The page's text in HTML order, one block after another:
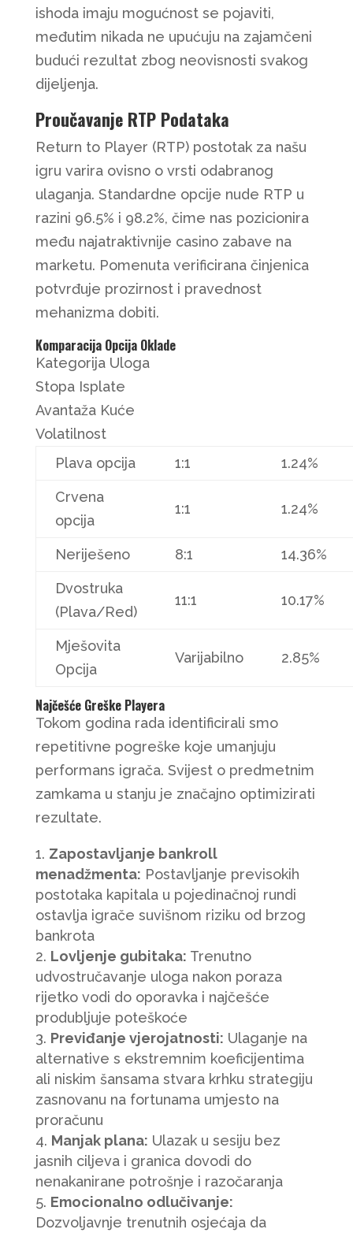
ishoda imaju mogućnost se pojaviti,
međutim nikada ne upućuju na zajamčeni
budući rezultat zbog neovisnosti svakog
dijeljenja.
Proučavanje RTP Podataka
Return to Player (RTP) postotak za našu
igru varira ovisno o vrsti odabranog
ulaganja. Standardne opcije nude RTP u
razini 96.5% i 98.2%, čime nas pozicionira
među najatraktivnije casino zabave na
marketu. Pomenuta verificirana činjenica
potvrđuje prozirnost i pravednost
mehanizma dobiti.
Komparacija Opcija Oklade
Kategorija Uloga
Stopa Isplate
Avantaža Kuće
Volatilnost
Plava opcija
1:1 1.24%
Crvena
opcija
1:1 1.24%
Neriješeno 8:1 14.36%
Dvostruka
(Plava/Red)
11:1 10.17%
Mješovita
Opcija
Varijabilno 2.85%
Najčešće Greške Playera
Tokom godina rada identificirali smo
repetitivne pogreške koje umanjuju
performans igrača. Svijest o predmetnim
zamkama u stanju je značajno optimizirati
rezultate.
Zapostavljanje bankroll
menadžmenta: Postavljanje previsokih
postotaka kapitala u pojedinačnoj rundi
ostavlja igrače suvišnom riziku od brzog
bankrota
Lovljenje gubitaka: Trenutno
udvostručavanje uloga nakon poraza
rijetko vodi do oporavka i najčešće
produbljuje poteškoće
Previđanje vjerojatnosti: Ulaganje na
alternative s ekstremnim koeficijentima
ali niskim šansama stvara krhku strategiju
zasnovanu na fortunama umjesto na
proračunu
Manjak plana: Ulazak u sesiju bez
jasnih ciljeva i granica dovodi do
nenakanirane potrošnje i razočaranja
Emocionalno odlučivanje:
Dozvoljavnje trenutnih osjećaja da